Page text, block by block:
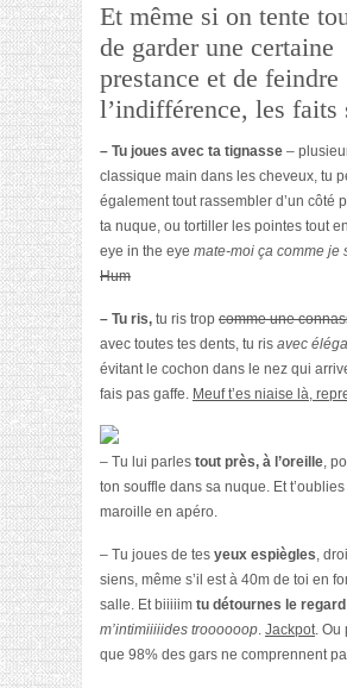
Et même si on tente
de garder une certaine
prestance et de feindre
l’indifférence, les faits
– Tu joues avec ta tignasse –
classique main dans les cheveux, tu
également tout rassembler d’un côté
ta nuque, ou tortiller les pointes tout
eye in the eye mate-moi ça comme je
Hum
– Tu ris, tu ris trop comme une
avec toutes tes dents, tu ris avec
évitant le cochon dans le nez qui
fais pas gaffe. Meuf t’es niaise là,
– Tu lui parles tout près, à l’oreille,
ton souffle dans sa nuque. Et
maroille en apéro.
– Tu joues de tes yeux espiègles,
siens, même s’il est à 40m de toi en
salle. Et biiiiim tu détournes le regard
m’intimiiiiides troooooop. Jackpot. Ou
que 98% des gars ne comprennent